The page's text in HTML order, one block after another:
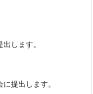
します。
提出します。